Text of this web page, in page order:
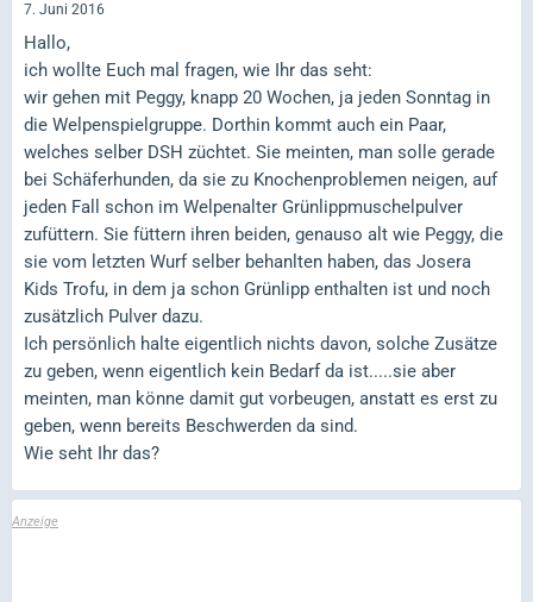
7. Juni 2016
Hallo,
ich wollte Euch mal fragen, wie Ihr das seht:
wir gehen mit Peggy, knapp 20 Wochen, ja jeden Sonntag in
die Welpenspielgruppe. Dorthin kommt auch ein Paar,
welches selber DSH züchtet. Sie meinten, man solle gerade
bei Schäferhunden, da sie zu Knochenproblemen neigen, auf
jeden Fall schon im Welpenalter Grünlippmuschelpulver
zufüttern. Sie füttern ihren beiden, genauso alt wie Peggy, die
sie vom letzten Wurf selber behanlten haben, das Josera
Kids Trofu, in dem ja schon Grünlipp enthalten ist und noch
zusätzlich Pulver dazu.
Ich persönlich halte eigentlich nichts davon, solche Zusätze
zu geben, wenn eigentlich kein Bedarf da ist.....sie aber
meinten, man könne damit gut vorbeugen, anstatt es erst zu
geben, wenn bereits Beschwerden da sind.
Wie seht Ihr das?